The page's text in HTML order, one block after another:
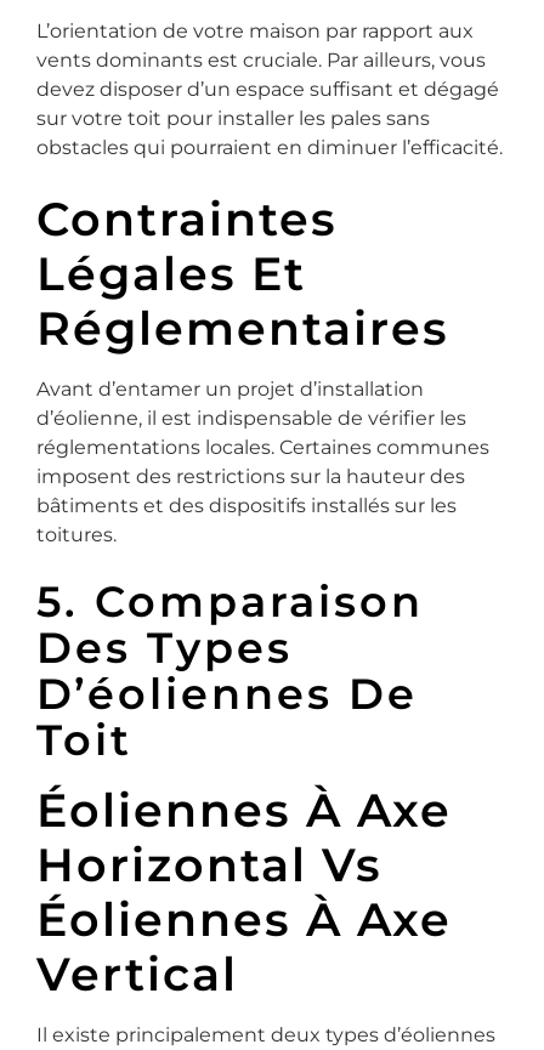
L’orientation de votre maison par rapport aux
vents dominants est cruciale. Par ailleurs, vous
devez disposer d’un espace suffisant et dégagé
sur votre toit pour installer les pales sans
obstacles qui pourraient en diminuer l’efficacité.
Contraintes
Légales Et
Réglementaires
Avant d’entamer un projet d’installation
d’éolienne, il est indispensable de vérifier les
réglementations locales. Certaines communes
imposent des restrictions sur la hauteur des
bâtiments et des dispositifs installés sur les
toitures.
5. Comparaison
Des Types
D’éoliennes De
Toit
Éoliennes À Axe
Horizontal Vs
Éoliennes À Axe
Vertical
Il existe principalement deux types d’éoliennes